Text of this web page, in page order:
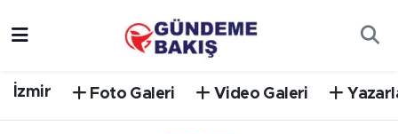
İzmir Foto Galeri Video Galeri